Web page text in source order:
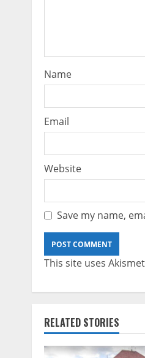
Name
Email
Website
Save my name,
This site uses
RELATED STORIES